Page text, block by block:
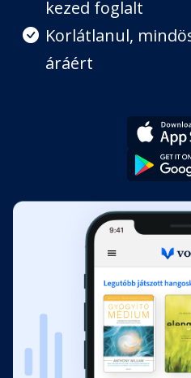
kezed foglalt
Korlátlanul,
áráért